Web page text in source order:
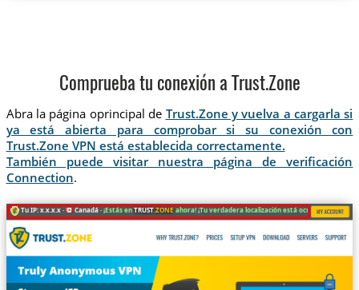
Comprueba tu conexión a Trust.Zone
Abra la página oprincipal de Trust.Zone y vuelva a cargarla si
ya está abierta para comprobar si su conexión con
Trust.Zone VPN está establecida correctamente.
También puede visitar nuestra página de verificación
Connection.
Tu IP: x.x.x.x · Canadá ·¡Estás enTRUST.ZONEahora! ¡Tu verdadera localización está oculta!